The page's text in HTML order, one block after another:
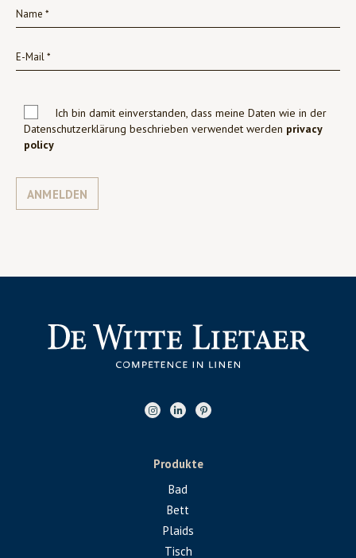
Ich bin damit einverstanden, dass meine Daten wie in der
Datenschutzerklärung beschrieben verwendet werden privacy
policy
ANMELDEN
Produkte
Bad
Bett
Plaids
Tisch